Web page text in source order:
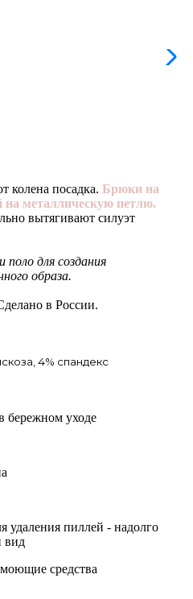
колена посадка. Брюки на
на металлическую петлю.
вытягивают силуэт
для создания
образа.
в России.
4% спандекс
бережном уходе
удаления пиллей - надолго
вид
средства